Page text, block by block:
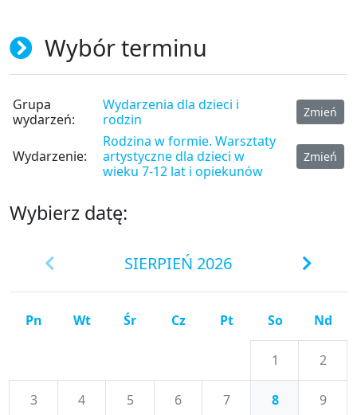
Wybór terminu
Grupa
wydarzeń:
Wydarzenia dla dzieci i
rodzin
Zmień
Wydarzenie:
Rodzina w formie. Warsztaty
artystyczne dla dzieci w
wieku 7-12 lat i opiekunów
Zmień
Wybierz datę:
SIERPIEŃ 2026
Pn Wt Śr Cz Pt So Nd
1 2
3 4 5 6 7 8 9